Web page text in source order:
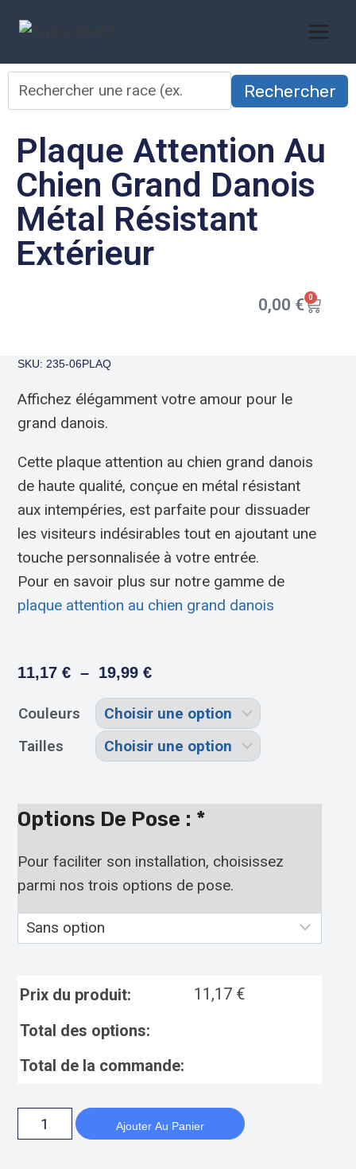
Rechercher
Plaque Attention Au
Chien Grand Danois
Métal Résistant
Extérieur
0,00 € 0
SKU: 235-06PLAQ
Affichez élégamment votre amour pour le
grand danois.
Cette plaque attention au chien grand danois
de haute qualité, conçue en métal résistant
aux intempéries, est parfaite pour dissuader
les visiteurs indésirables tout en ajoutant une
touche personnalisée à votre entrée.
Pour en savoir plus sur notre gamme de
plaque attention au chien grand danois
11,17€ – 19,99€
Couleurs
Tailles
Options De Pose : *
Pour faciliter son installation, choisissez
parmi nos trois options de pose.
Prix du produit: 11,17 €
Total des options:
Total de la commande:
Ajouter Au Panier